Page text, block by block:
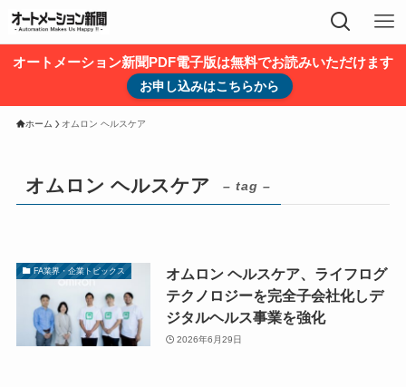
オートメーション新聞PDF電子版は無料でお読みいただけます
お申し込みはこちらから
ホーム オムロン ヘルスケア
オムロン ヘルスケア – tag –
FA業界・企業トピックス
オムロン ヘルスケア、ライフログ
テクノロジーを完全子会社化しデ
ジタルヘルス事業を強化
2026年6月29日